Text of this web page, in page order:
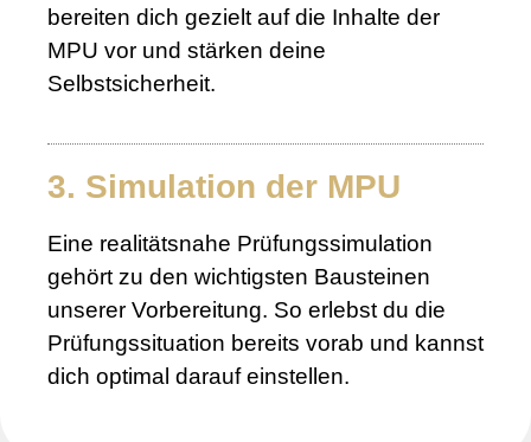
bereiten dich gezielt auf die Inhalte der
MPU vor und stärken deine
Selbstsicherheit.
3. Simulation der MPU
Eine realitätsnahe Prüfungssimulation
gehört zu den wichtigsten Bausteinen
unserer Vorbereitung. So erlebst du die
Prüfungssituation bereits vorab und kannst
dich optimal darauf einstellen.